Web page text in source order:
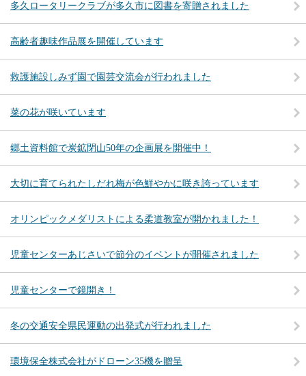
多久ロータリークラブが多久市に図書を寄贈されました
高齢者趣味作品展を開催しています
救護施設しみず園で園芸交流会が行われました
菜の花が咲いています
郷土資料館で炭鉱閉山50年の企画展を開催中！
大切に育てられたしだれ梅が色鮮やかに咲き誇っています
オリンピックメダリストによる柔道教室が開かれました！
児童センターあじさいで節分のイベントが開催されました
児童センターで鏡開き！
冬の交通安全県民運動の出発式が行われました
環境保全株式会社がドローン35機を贈呈